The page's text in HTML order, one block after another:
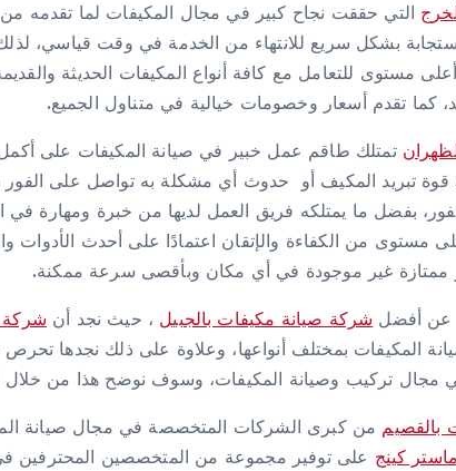
التي حققت نجاح كبير في مجال المكيفات لما تقدمه من
بشكل سريع للانتهاء من الخدمة في وقت قياسي،
مستوى للتعامل مع كافة أنواع المكيفات الحديثة والقديمة
كما تقدم أسعار وخصومات خيالية في متناول الجميع.
تمتلك طاقم عمل خبير في صيانة المكيفات على
تبريد المكيف أو حدوث أي مشكلة به تواصل على الفور
بفضل ما يمتلكه فريق العمل لديها من خبرة ومهارة
مستوى من الكفاءة والإتقان اعتمادًا على أحدث الأدوات
ممتازة غير موجودة في أي مكان وبأقصى سرعة ممكنة.
عن أفضل شركة صيانة مكيفات بالجبيل ، حيث نجد أن شركة
المكيفات بمختلف أنواعها، وعلاوة على ذلك نجدها
مجال تركيب وصيانة المكيفات، وسوف نوضح هذا من خلال
بالقصيم من كبرى الشركات المتخصصة في مجال صيانة
كينج على توفير مجموعة من المتخصصين المحترفين